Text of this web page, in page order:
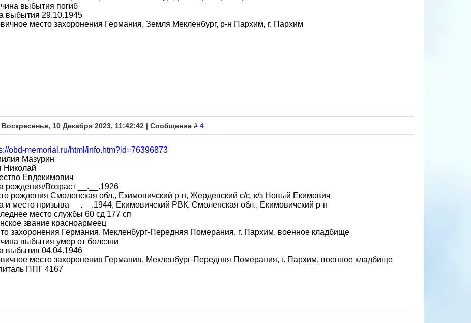
выбытия погиб
выбытия 29.10.1945
место захоронения Германия, Земля Мекленбург, р-н Пархим, г. Пархим
10 Декабря 2023, 11:42:42 | Сообщение # 4
obd-memorial.ru/html/info.htm?id=76396873
Мазурин
Николай
Евдокимович
рождения/Возраст __.__.1926
рождения Смоленская обл., Екимовичский р-н, Жердевский с/с, к/з Новый Екимович
и место призыва __.__.1944, Екимовичский РВК, Смоленская обл., Екимовичский р-н
место службы 60 сд 177 сп
звание красноармеец
захоронения Германия, Мекленбург-Передняя Померания, г. Пархим, военное кладбище
выбытия умер от болезни
выбытия 04.04.1946
место захоронения Германия, Мекленбург-Передняя Померания, г. Пархим, военное кладбище
ППГ 4167